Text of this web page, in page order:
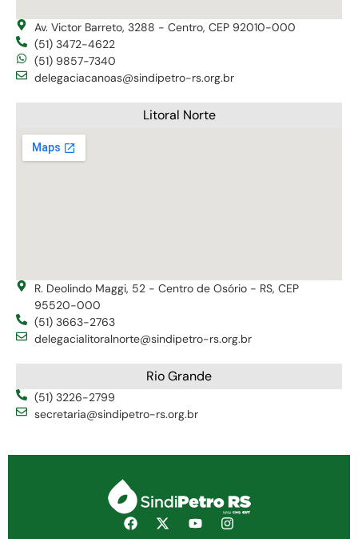
Av. Victor Barreto, 3288 - Centro, CEP 92010-000
(51) 3472-4622
(51) 9857-7340
delegaciacanoas@sindipetro-rs.org.br
Litoral Norte
R. Deolindo Maggi, 52 - Centro de Osório - RS, CEP
95520-000
(51) 3663-2763
delegacialitoralnorte@sindipetro-rs.org.br
Rio Grande
(51) 3226-2799
secretaria@sindipetro-rs.org.br